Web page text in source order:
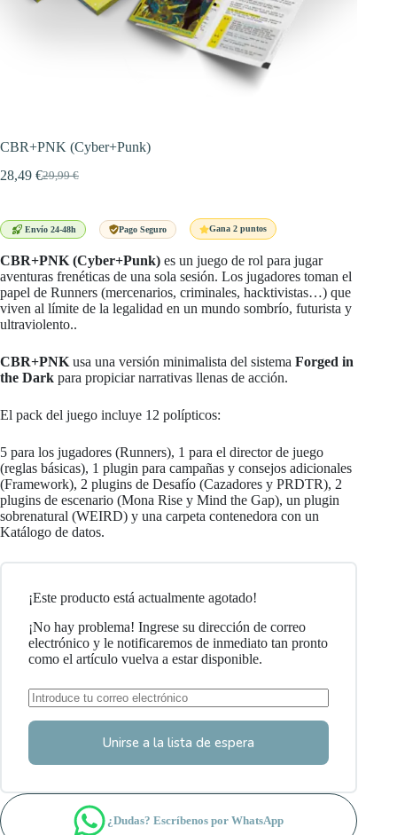
CBR+PNK (Cyber+Punk)
29,99€
El
era:
28,49 €El
es:
Envío 24-48h Pago Seguro Gana 2 puntos
CBR+PNK (Cyber+Punk) es un juego de rol para jugar
aventuras frenéticas de una sola sesión. Los jugadores toman el
papel de Runners (mercenarios, criminales, hacktivistas…) que
viven al límite de la legalidad en un mundo sombrío, futurista y
ultraviolento..
CBR+PNK usa una versión minimalista del sistema Forged in
the Dark para propiciar narrativas llenas de acción.
El pack del juego incluye 12 polípticos:
5 para los jugadores (Runners), 1 para el director de juego
(reglas básicas), 1 plugin para campañas y consejos adicionales
(Framework), 2 plugins de Desafío (Cazadores y PRDTR), 2
plugins de escenario (Mona Rise y Mind the Gap), un plugin
sobrenatural (WEIRD) y una carpeta contenedora con un
Katálogo de datos.
¡Este producto está actualmente agotado!
¡No hay problema! Ingrese su dirección de correo
electrónico y le notificaremos de inmediato tan pronto
como el artículo vuelva a estar disponible.
Unirse a la lista de espera
¿Dudas? Escríbenos por WhatsApp